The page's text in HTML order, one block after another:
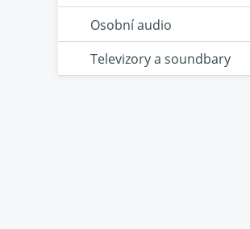
Osobní audio
Televizory a soundbary